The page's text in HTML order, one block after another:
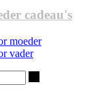
cadeau's
moeder
vader